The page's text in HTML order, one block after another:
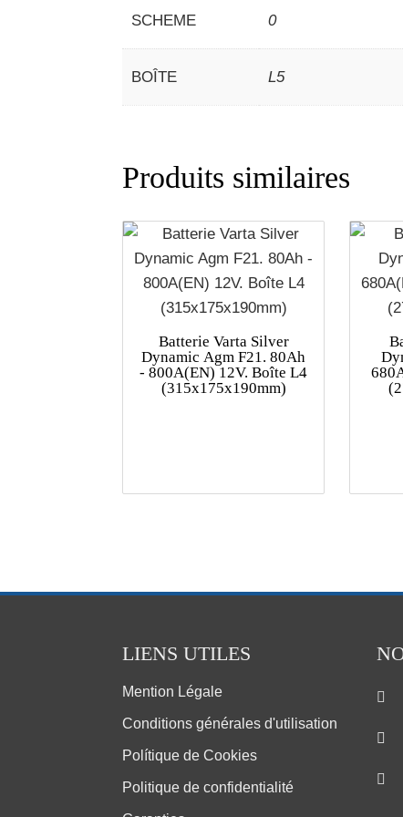
SCHEME 0
BOÎTE L5
Produits similaires
Batterie Varta Silver
Dynamic Agm F21. 80Ah
- 800A(EN) 12V. Boîte L4
(315x175x190mm)
LIENS UTILES
Mention Légale
Conditions générales d'utilisation
Polítique de Cookies
Politique de confidentialité